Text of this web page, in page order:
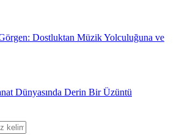
Dostluktan Müzik Yolculuğuna ve
Dünyasında Derin Bir Üzüntü